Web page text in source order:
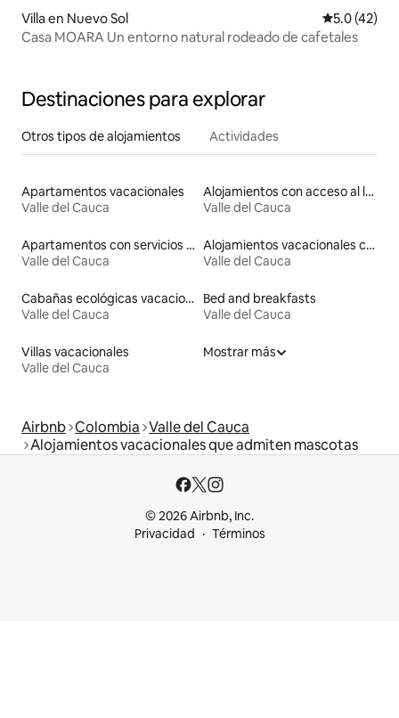
Villa en Nuevo Sol Calificación
5.0 (42)
Casa MOARA Un entorno natural rodeado de cafetales
Destinaciones para explorar
Otros tipos de alojamientos Actividades
Apartamentos vacacionales
Valle del Cauca
Alojamientos con acceso al lago
Valle del Cauca
Apartamentos con servicios incluidos vacacionales
Valle del Cauca
Alojamientos vacacionales con piscina
Valle del Cauca
Cabañas ecológicas vacacionales
Valle del Cauca
Bed and breakfasts
Valle del Cauca
Villas vacacionales
Valle del Cauca
Mostrar más
Airbnb Colombia Valle del Cauca
Alojamientos vacacionales que admiten mascotas
© 2026 Airbnb, Inc.
Privacidad
Términos